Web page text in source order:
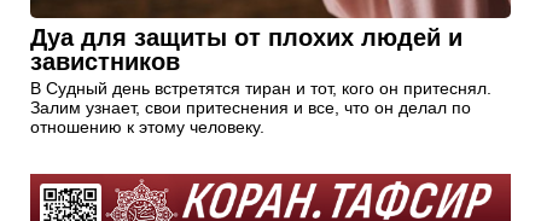
Дуа для защиты от плохих людей и
завистников
В Судный день встретятся тиран и тот, кого он притеснял.
Залим узнает, свои притеснения и все, что он делал по
отношению к этому человеку.